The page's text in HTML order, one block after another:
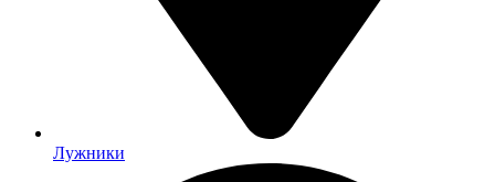
Лужники